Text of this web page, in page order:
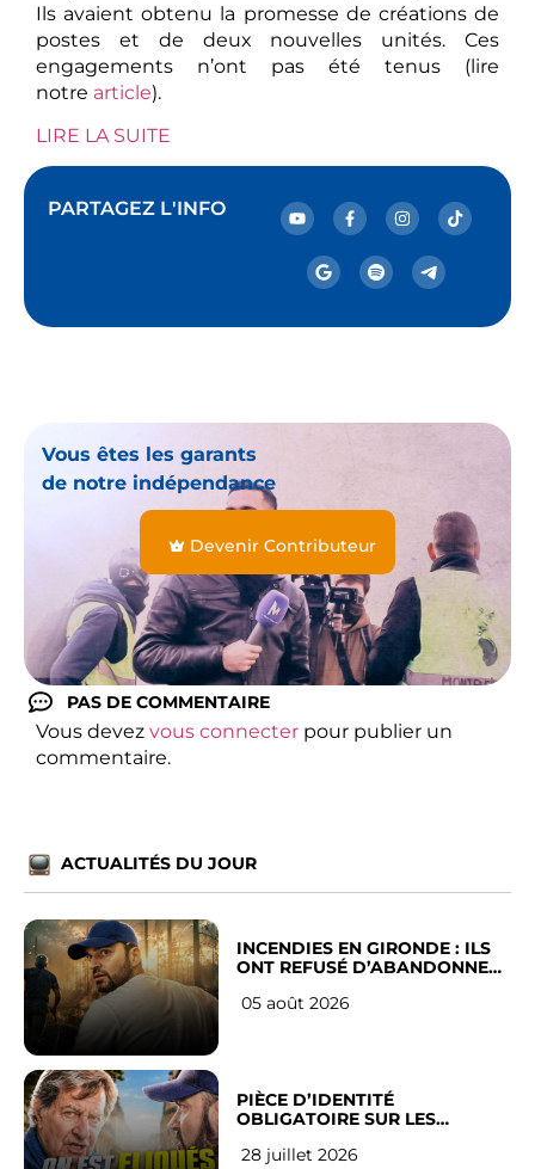
Ils avaient obtenu la promesse de créations de
postes et de deux nouvelles unités. Ces
engagements n’ont pas été tenus (lire
notre article).
LIRE LA SUITE
PARTAGEZ L'INFO
Vous êtes les garants
de notre indépendance
Devenir Contributeur
PAS DE COMMENTAIRE
Vous devez vous connecter pour publier un
commentaire.
ACTUALITÉS DU JOUR
INCENDIES EN GIRONDE : ILS
ONT REFUSÉ D’ABANDONNER
05 août 2026
PIÈCE D’IDENTITÉ
OBLIGATOIRE SUR LES
Français
28 juillet 2026